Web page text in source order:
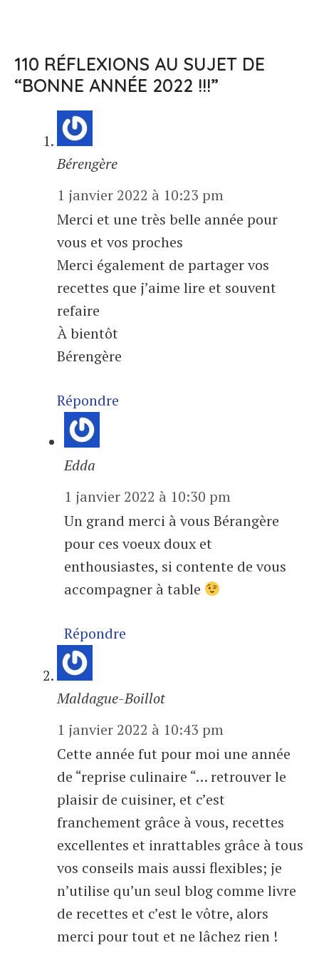
110 RÉFLEXIONS AU SUJET DE
“BONNE ANNÉE 2022 !!!”
Bérengère
1 janvier 2022 à 10:23 pm
Merci et une très belle année pour
vous et vos proches
Merci également de partager vos
recettes que j’aime lire et souvent
refaire
À bientôt
Bérengère
Répondre
Edda
1 janvier 2022 à 10:30 pm
Un grand merci à vous Bérangère
pour ces voeux doux et
enthousiastes, si contente de vous
accompagner à table
Répondre
Maldague-Boillot
1 janvier 2022 à 10:43 pm
Cette année fut pour moi une année
de “reprise culinaire “… retrouver le
plaisir de cuisiner, et c’est
franchement grâce à vous, recettes
excellentes et inrattables grâce à tous
vos conseils mais aussi flexibles; je
n’utilise qu’un seul blog comme livre
de recettes et c’est le vôtre, alors
merci pour tout et ne lâchez rien !